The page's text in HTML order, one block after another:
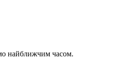
найближчим часом.